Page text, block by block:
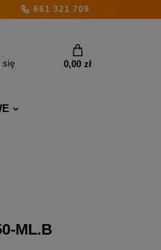
661 321 709
się 0,00 zł
ML.B